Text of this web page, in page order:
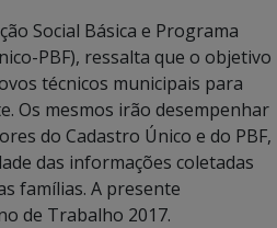
Social Básica e Programa
PBF), ressalta que o objetivo
técnicos municipais para
Os mesmos irão desempenhar
do Cadastro Único e do PBF,
das informações coletadas
famílias. A presente
de Trabalho 2017.